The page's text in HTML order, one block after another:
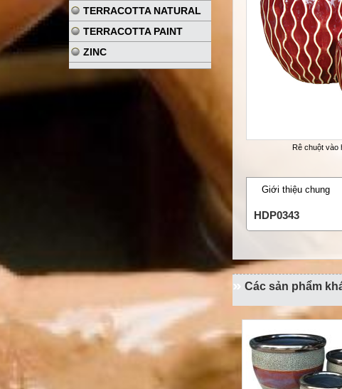
TERRACOTTA NATURAL
TERRACOTTA PAINT
ZINC
Rê chuột vào
Giới thiệu chung
HDP0343
Các sản phẩm